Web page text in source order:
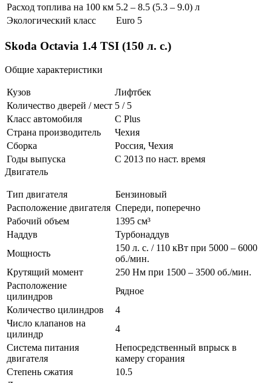
Расход топлива на 100 км 5.2 – 8.5 (5.3 – 9.0) л
Экологический класс
Euro 5
Skoda Octavia 1.4 TSI (150 л. с.)
Общие характеристики
Кузов
Лифтбек
Количество дверей / мест 5 / 5
Класс автомобиля
С Plus
Страна производитель
Чехия
Сборка
Россия, Чехия
Годы выпуска
С 2013 по наст. время
Двигатель
Тип двигателя
Бензиновый
Расположение двигателя Спереди, поперечно
Рабочий объем
1395 см³
Наддув
Турбонаддув
Мощность
150 л. с. / 110 кВт при 5000 – 6000
об./мин.
Крутящий момент
250 Нм при 1500 – 3500 об./мин.
Расположение
цилиндров
Рядное
Количество цилиндров
4
Число клапанов на
цилиндр
4
Система питания
двигателя
Непосредственный впрыск в
камеру сгорания
Степень сжатия
10.5